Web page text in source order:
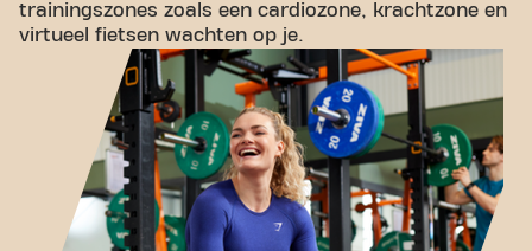
trainingszones zoals een cardiozone, krachtzone en
virtueel fietsen wachten op je.